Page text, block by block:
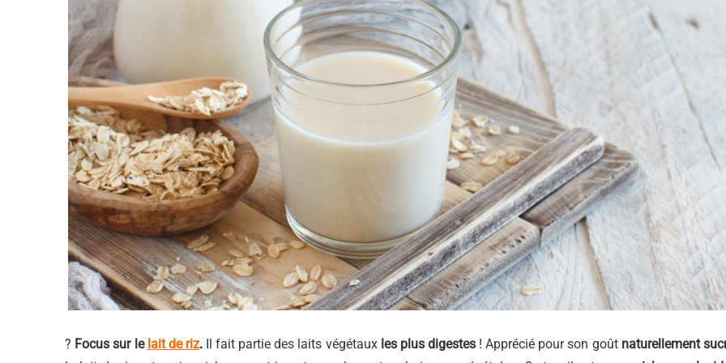
? Focus sur le lait de riz. Il fait partie des laits végétaux les plus digestes! Apprécié pour son goût naturellement